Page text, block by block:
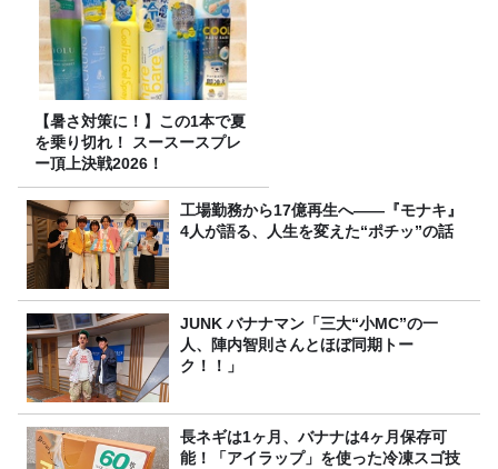
【暑さ対策に！】この1本で夏
を乗り切れ！ スースースプレ
ー頂上決戦2026！
工場勤務から17億再生へ——『モナキ』
4人が語る、人生を変えた“ポチッ”の話
JUNK バナナマン「三大“小MC”の一
人、陣内智則さんとほぼ同期トー
ク！！」
長ネギは1ヶ月、バナナは4ヶ月保存可
能！「アイラップ」を使った冷凍スゴ技